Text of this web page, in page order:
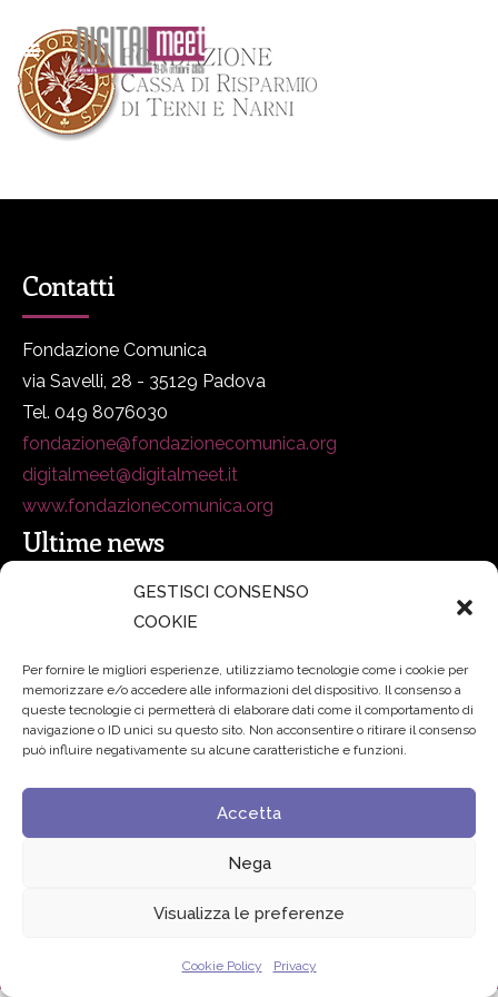
GESTISCI CONSENSO
COOKIE
Per fornire le migliori esperienze, utilizziamo tecnologie come i cookie per
memorizzare e/o accedere alle informazioni del dispositivo. Il consenso a
queste tecnologie ci permetterà di elaborare dati come il comportamento di
navigazione o ID unici su questo sito. Non acconsentire o ritirare il consenso
può influire negativamente su alcune caratteristiche e funzioni.
Accetta
Nega
Visualizza le preferenze
Cookie Policy Privacy
Contatti
Fondazione Comunica
via Savelli, 28 - 35129 Padova
Tel. 049 8076030
fondazione@fondazionecomunica.org
digitalmeet@digitalmeet.it
www.fondazionecomunica.org
Ultime news
secsolutionforum 2026: è Bologna la nuova capitale
Padre Benanti: «Intelligenza artificiale? Contro i nuovi
algoritmi del potere serve una governance condivisa»
Edvance – Digital Education Hub Higher Education